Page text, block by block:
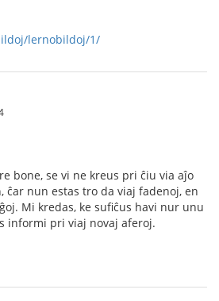
lernobildoj/1/
bone, se vi ne kreus pri ĉiu via aĵo
ĉar nun estas tro da viaj fadenoj, en
Mi kredas, ke sufiĉus havi nur unu
informi pri viaj novaj aferoj.